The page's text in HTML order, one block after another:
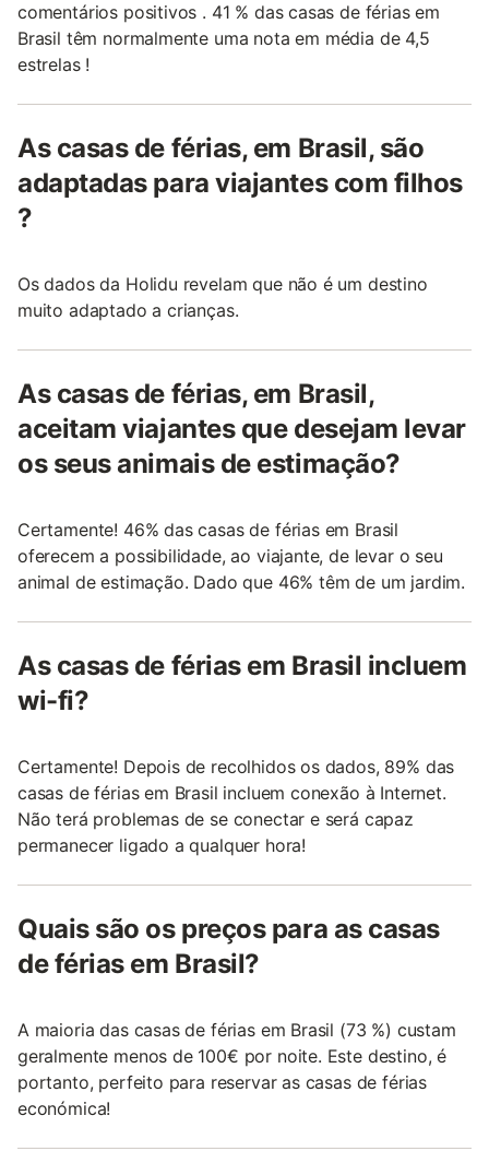
comentários positivos . 41 % das casas de férias em
Brasil têm normalmente uma nota em média de 4,5
estrelas !
As casas de férias, em Brasil, são
adaptadas para viajantes com filhos
?
Os dados da Holidu revelam que não é um destino
muito adaptado a crianças.
As casas de férias, em Brasil,
aceitam viajantes que desejam levar
os seus animais de estimação?
Certamente! 46% das casas de férias em Brasil
oferecem a possibilidade, ao viajante, de levar o seu
animal de estimação. Dado que 46% têm de um jardim.
As casas de férias em Brasil incluem
wi-fi?
Certamente! Depois de recolhidos os dados, 89% das
casas de férias em Brasil incluem conexão à Internet.
Não terá problemas de se conectar e será capaz
permanecer ligado a qualquer hora!
Quais são os preços para as casas
de férias em Brasil?
A maioria das casas de férias em Brasil (73 %) custam
geralmente menos de 100€ por noite. Este destino, é
portanto, perfeito para reservar as casas de férias
económica!